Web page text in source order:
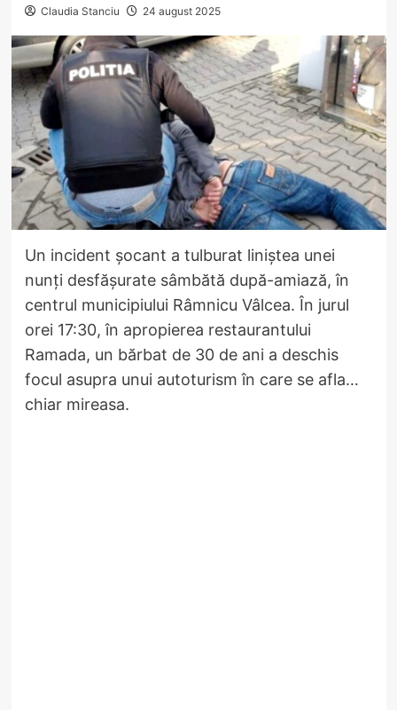
Claudia Stanciu 24 august 2025
Un incident șocant a tulburat liniștea unei
nunți desfășurate sâmbătă după-amiază, în
centrul municipiului Râmnicu Vâlcea. În jurul
orei 17:30, în apropierea restaurantului
Ramada, un bărbat de 30 de ani a deschis
focul asupra unui autoturism în care se afla…
chiar mireasa.